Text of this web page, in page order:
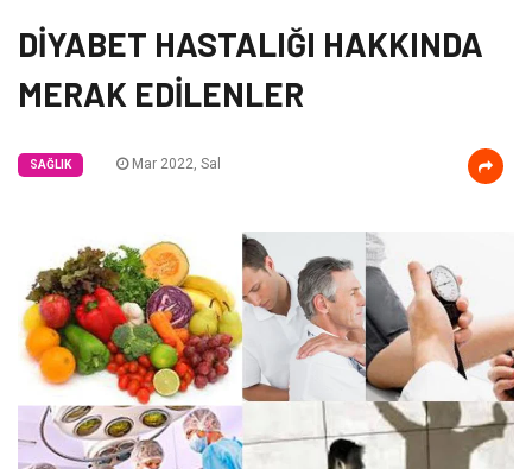
DİYABET HASTALIĞI HAKKINDA
MERAK EDİLENLER
SAĞLIK Mar 2022, Sal